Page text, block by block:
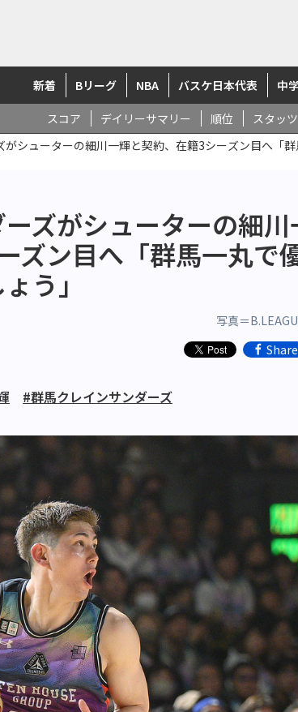
新着 Bリーグ NBA バスケ日本代表 中
スコア デイリーサマリー 順位 スタッツ
シューターの細川一輝と契約、在籍3シーズン目へ「群
ズがシューターの細川
ズン目へ「群馬一丸で
う」
写真＝
Share
#群馬クレインサンダーズ